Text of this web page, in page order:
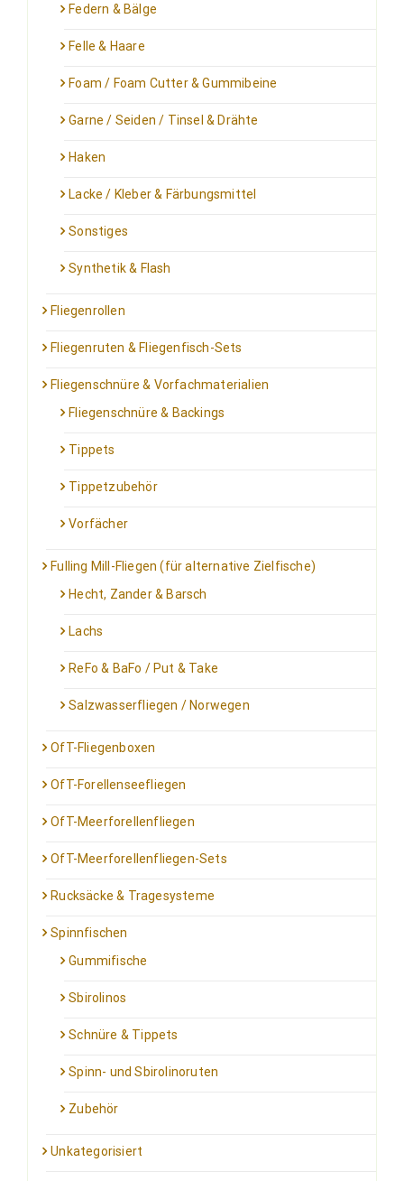
Federn & Bälge
Felle & Haare
Foam / Foam Cutter & Gummibeine
Garne / Seiden / Tinsel & Drähte
Haken
Lacke / Kleber & Färbungsmittel
Sonstiges
Synthetik & Flash
Fliegenrollen
Fliegenruten & Fliegenfisch-Sets
Fliegenschnüre & Vorfachmaterialien
Fliegenschnüre & Backings
Tippets
Tippetzubehör
Vorfächer
Fulling Mill-Fliegen (für alternative Zielfische)
Hecht, Zander & Barsch
Lachs
ReFo & BaFo / Put & Take
Salzwasserfliegen / Norwegen
OfT-Fliegenboxen
OfT-Forellenseefliegen
OfT-Meerforellenfliegen
OfT-Meerforellenfliegen-Sets
Rucksäcke & Tragesysteme
Spinnfischen
Gummifische
Sbirolinos
Schnüre & Tippets
Spinn- und Sbirolinoruten
Zubehör
Unkategorisiert